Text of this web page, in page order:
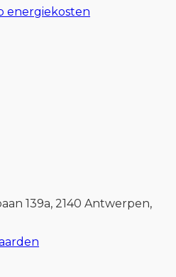
energiekosten
139a, 2140 Antwerpen,